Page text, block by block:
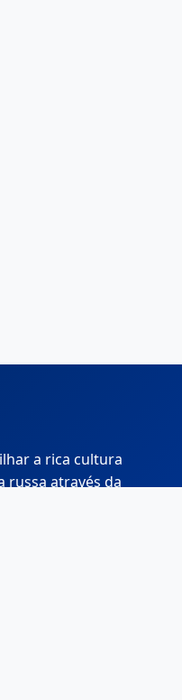
a rica cultura
russa através da